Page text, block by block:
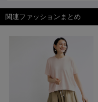
関連ファッションまとめ